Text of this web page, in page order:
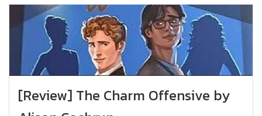
[Review] The Charm Offensive by